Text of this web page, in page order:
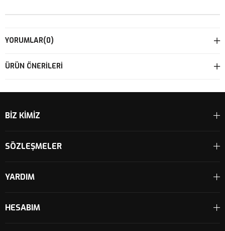
YORUMLAR(0)
ÜRÜN ÖNERILERI
BİZ KİMİZ
SÖZLEŞMELER
YARDIM
HESABIM